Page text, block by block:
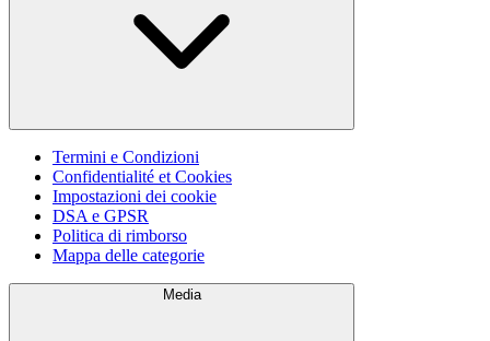
Termini e Condizioni
Confidentialité et Cookies
Impostazioni dei cookie
DSA e GPSR
Politica di rimborso
Mappa delle categorie
Media